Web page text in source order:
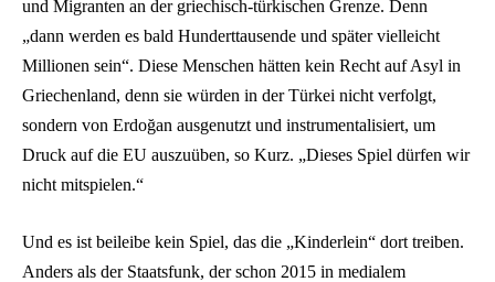
und Migranten an der griechisch-türkischen Grenze. Denn
„dann werden es bald Hunderttausende und später vielleicht
Millionen sein“. Diese Menschen hätten kein Recht auf Asyl in
Griechenland, denn sie würden in der Türkei nicht verfolgt,
sondern von Erdoğan ausgenutzt und instrumentalisiert, um
Druck auf die EU auszuüben, so Kurz. „Dieses Spiel dürfen wir
nicht mitspielen.“
Und es ist beileibe kein Spiel, das die „Kinderlein“ dort treiben.
Anders als der Staatsfunk, der schon 2015 in medialem